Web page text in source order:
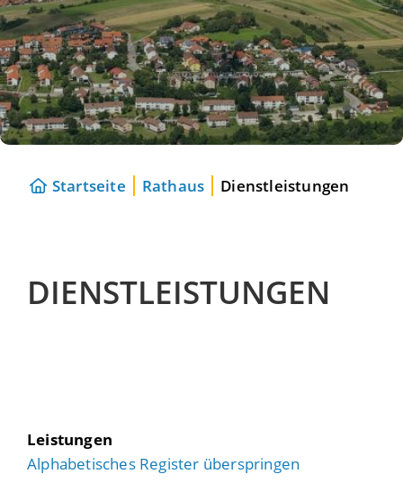
Startseite Rathaus Dienstleistungen
DIENSTLEISTUNGEN
Leistungen
Alphabetisches Register überspringen